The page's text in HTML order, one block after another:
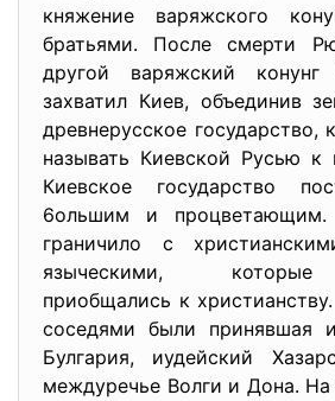
княжение варяжского
братьями. После смерти
другой варяжский
захватил Киев, объединив
древнерусское государство,
называть Киевской Русью к
Киевское государство
6ольшим и
граничило с
языческими, которые
приобщались к
соседями были принявшая
Булгария, иудейский
междуречье Волги и Дона. На